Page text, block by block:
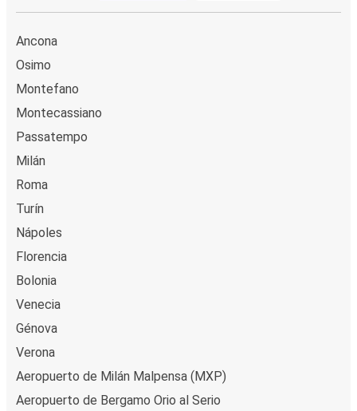
Ancona
Osimo
Montefano
Montecassiano
Passatempo
Milán
Roma
Turín
Nápoles
Florencia
Bolonia
Venecia
Génova
Verona
Aeropuerto de Milán Malpensa (MXP)
Aeropuerto de Bergamo Orio al Serio